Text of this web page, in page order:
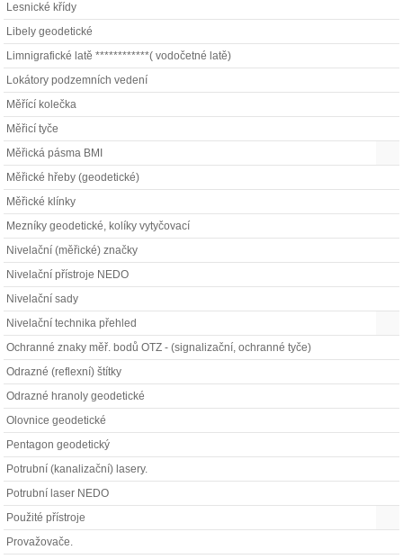
Lesnické křídy
Libely geodetické
Limnigrafické latě ************( vodočetné latě)
Lokátory podzemních vedení
Měřící kolečka
Měřicí tyče
Měřická pásma BMI
Měřické hřeby (geodetické)
Měřické klínky
Mezníky geodetické, kolíky vytyčovací
Nivelační (měřické) značky
Nivelační přístroje NEDO
Nivelační sady
Nivelační technika přehled
Ochranné znaky měř. bodů OTZ - (signalizační, ochranné tyče)
Odrazné (reflexní) štítky
Odrazné hranoly geodetické
Olovnice geodetické
Pentagon geodetický
Potrubní (kanalizační) lasery.
Potrubní laser NEDO
Použité přístroje
Provažovače.